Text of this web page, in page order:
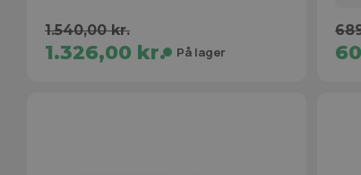
1.540,00 kr.
1.326,00 kr. På lager